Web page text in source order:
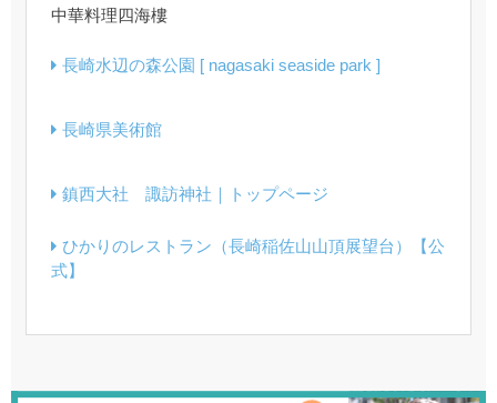
中華料理四海樓
長崎水辺の森公園 [ nagasaki seaside park ]
長崎県美術館
鎮西大社 諏訪神社｜トップページ
ひかりのレストラン（長崎稲佐山山頂展望台）【公
式】